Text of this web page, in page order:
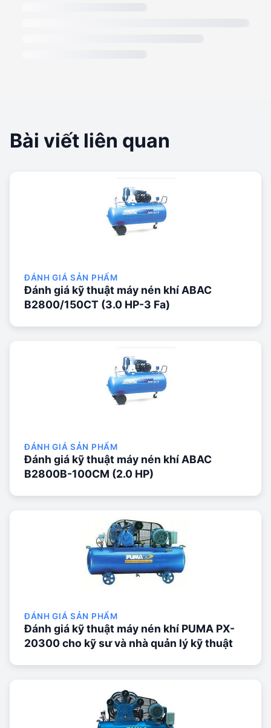
Bài viết liên quan
ĐÁNH GIÁ SẢN PHẨM
Đánh giá kỹ thuật máy nén khí ABAC
B2800/150CT (3.0 HP-3 Fa)
ĐÁNH GIÁ SẢN PHẨM
Đánh giá kỹ thuật máy nén khí ABAC
B2800B-100CM (2.0 HP)
ĐÁNH GIÁ SẢN PHẨM
Đánh giá kỹ thuật máy nén khí PUMA PX-
20300 cho kỹ sư và nhà quản lý kỹ thuật